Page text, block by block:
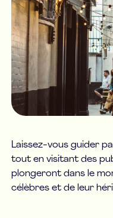
Laissez-vous guider
tout en visitant des
plongeront dans le
célèbres et de leur